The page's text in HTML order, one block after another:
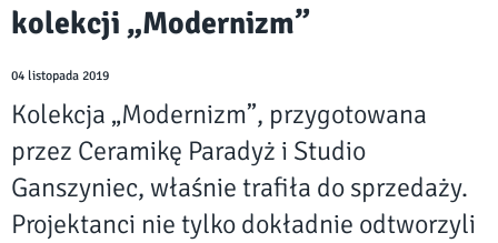
kolekcji „Modernizm”
04 listopada 2019
Kolekcja „Modernizm”, przygotowana
przez Ceramikę Paradyż i Studio
Ganszyniec, właśnie trafiła do sprzedaży.
Projektanci nie tylko dokładnie odtworzyli